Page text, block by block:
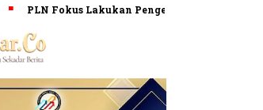
PLN Fokus Lakukan Pengembangan Pembangkit